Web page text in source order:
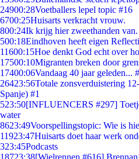
24900:28Voetballers lepel topic #16
6700:25Huisarts verkracht vrouw.
800:24Ik krijg hier zweethanden van.
500:18Eindhoven heeft eigen
11600:15Hoe denkt God echt over
17500:10Migranten breken door
17400:06Vandaag 40 jaar geleden...
26423:56Totale zonsverduistering
Spanje) #1
523:50[INFLUENCERS #297]
water
8623:49Voorspellingstopic: Wie is
11923:47Huisarts doet haar werk
323:45Podcasts
18723:38[Wielrennen #616]